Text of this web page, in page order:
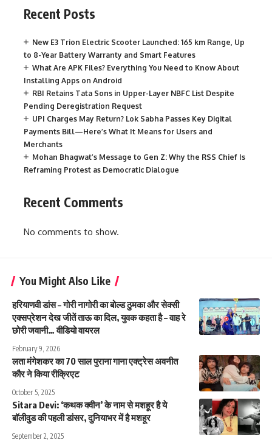
Recent Posts
New E3 Trion Electric Scooter Launched: 165 km Range, Up
to 8-Year Battery Warranty and Smart Features
What Are APK Files? Everything You Need to Know About
Installing Apps on Android
RBI Retains Tata Sons in Upper-Layer NBFC List Despite
Pending Deregistration Request
UPI Charges May Return? Lok Sabha Passes Key Digital
Payments Bill—Here’s What It Means for Users and
Merchants
Mohan Bhagwat’s Message to Gen Z: Why the RSS Chief Is
Reframing Protest as Democratic Dialogue
Recent Comments
No comments to show.
You Might Also Like
हरियाणवी डांस – गोरी नागोरी का बोल्ड ठुमका और सेक्सी
एक्सप्रेशन देख जीतें ताऊ का दिल, युवक कहता है – वाह रे
छोरी जवानी… वीडियो वायरल
February 9, 2026
लता मंगेशकर का 70 साल पुराना गाना एक्ट्रेस अवनीत
कौर ने किया रीक्रिएट
October 5, 2025
Sitara Devi: ‘कथक क्वीन’ के नाम से मशहूर है ये
बॉलीवुड की पहली डांसर, दुनियाभर में है मशहूर
September 2, 2025